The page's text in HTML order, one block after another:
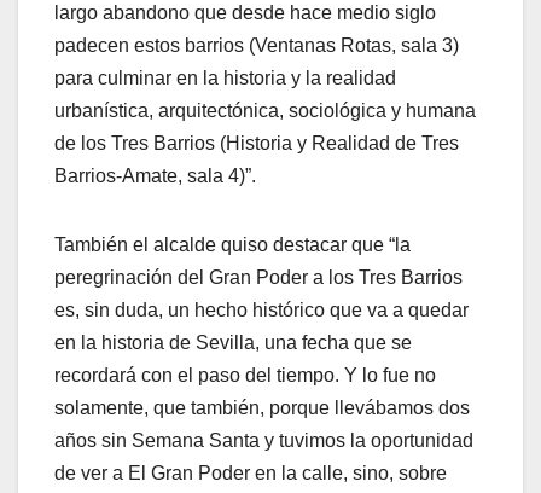
largo abandono que desde hace medio siglo
padecen estos barrios (Ventanas Rotas, sala 3)
para culminar en la historia y la realidad
urbanística, arquitectónica, sociológica y humana
de los Tres Barrios (Historia y Realidad de Tres
Barrios-Amate, sala 4)”.
También el alcalde quiso destacar que “la
peregrinación del Gran Poder a los Tres Barrios
es, sin duda, un hecho histórico que va a quedar
en la historia de Sevilla, una fecha que se
recordará con el paso del tiempo. Y lo fue no
solamente, que también, porque llevábamos dos
años sin Semana Santa y tuvimos la oportunidad
de ver a El Gran Poder en la calle, sino, sobre